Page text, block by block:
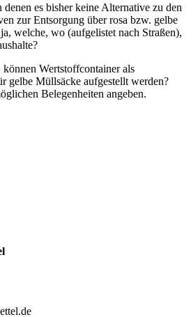
es bisher keine Alternative zu den
zur Entsorgung über rosa bzw. gelbe
welche, wo (aufgelistet nach Straßen),
Wertstoffcontainer als
gelbe Müllsäcke aufgestellt werden?
Belegenheiten angeben.